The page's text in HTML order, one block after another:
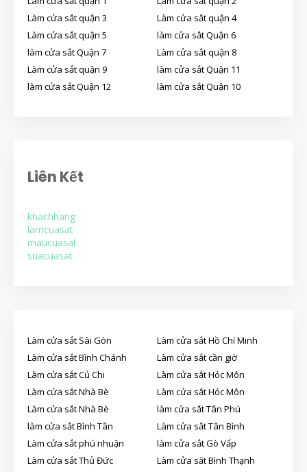
Làm cửa sắt quận 3
Làm cửa sắt quận 4
Làm cửa sắt quận 5
làm cửa sắt Quận 6
làm cửa sắt Quận 7
Làm cửa sắt quận 8
Làm cửa sắt quận 9
làm cửa sắt Quận 11
làm cửa sắt Quận 12
làm cửa sắt Quận 10
Liên Kết
khachhang
lamcuasat
maucuasat
suacuasat
Làm cửa sắt Sài Gòn
Làm cửa sắt Hồ Chí Minh
Làm cửa sắt Bình Chánh
Làm cửa sắt cần giờ
Làm cửa sắt Củ Chi
Làm cửa sắt Hóc Môn
Làm cửa sắt Nhà Bè
Làm cửa sắt Hóc Môn
Làm cửa sắt Nhà Bè
làm cửa sắt Tân Phú
làm cửa sắt Bình Tân
Làm cửa sắt Tân Bình
Làm cửa sắt phú nhuận
làm cửa sắt Gò Vấp
Làm cửa sắt Thủ Đức
Làm cửa săt Bình Thạnh